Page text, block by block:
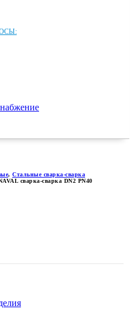
, Стальные сварка-сварка
сварка-сварка DN2 PN40